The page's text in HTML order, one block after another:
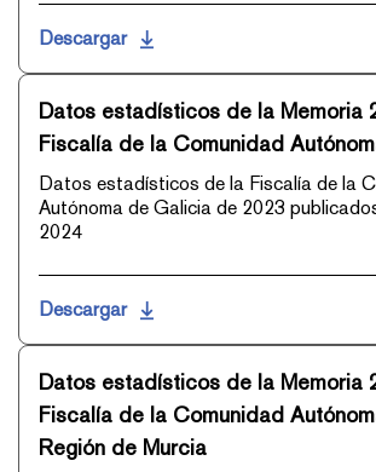
Descargar
Datos estadísticos de la Memoria
Fiscalía de la Comunidad
Datos estadísticos de la Fiscalía de la
Autónoma de Galicia de 2023
2024
Descargar
Datos estadísticos de la Memoria
Fiscalía de la Comunidad
Región de Murcia